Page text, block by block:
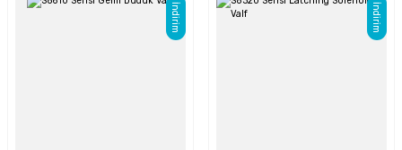
İndirim İndirim